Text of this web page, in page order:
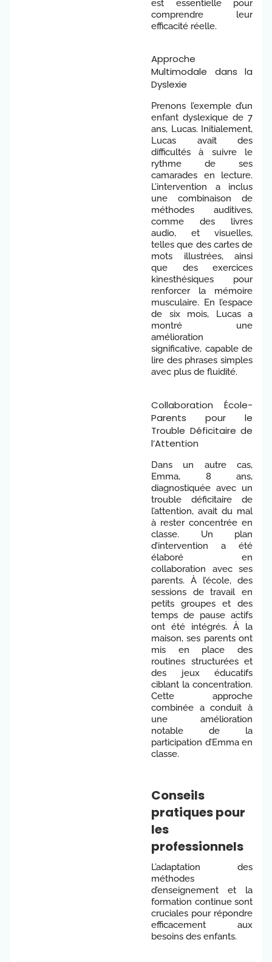
est essentielle pour
comprendre leur
efficacité réelle.
Approche
Multimodale dans la
Dyslexie
Prenons l’exemple d’un
enfant dyslexique de 7
ans, Lucas. Initialement,
Lucas avait des
difficultés à suivre le
rythme de ses
camarades en lecture.
L’intervention a inclus
une combinaison de
méthodes auditives,
comme des livres
audio, et visuelles,
telles que des cartes de
mots illustrées, ainsi
que des exercices
kinesthésiques pour
renforcer la mémoire
musculaire. En l’espace
de six mois, Lucas a
montré une
amélioration
significative, capable de
lire des phrases simples
avec plus de fluidité.
Collaboration École-
Parents pour le
Trouble Déficitaire de
l’Attention
Dans un autre cas,
Emma, 8 ans,
diagnostiquée avec un
trouble déficitaire de
l’attention, avait du mal
à rester concentrée en
classe. Un plan
d’intervention a été
élaboré en
collaboration avec ses
parents. À l’école, des
sessions de travail en
petits groupes et des
temps de pause actifs
ont été intégrés. À la
maison, ses parents ont
mis en place des
routines structurées et
des jeux éducatifs
ciblant la concentration.
Cette approche
combinée a conduit à
une amélioration
notable de la
participation d’Emma en
classe.
Conseils
pratiques pour
les
professionnels
L’adaptation des
méthodes
d’enseignement et la
formation continue sont
cruciales pour répondre
efficacement aux
besoins des enfants.